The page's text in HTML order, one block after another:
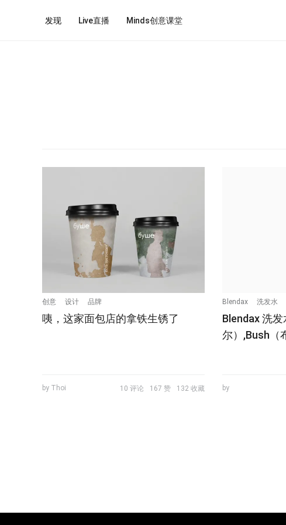
发现 Live直播 Minds创意课堂
创意 设计 品牌
咦，这家面包店的拿铁生锈了
by Thoi 10 评论 167 赞 132 收藏
Blendax 洗发水
Blendax 洗
尔）,Bush（
by